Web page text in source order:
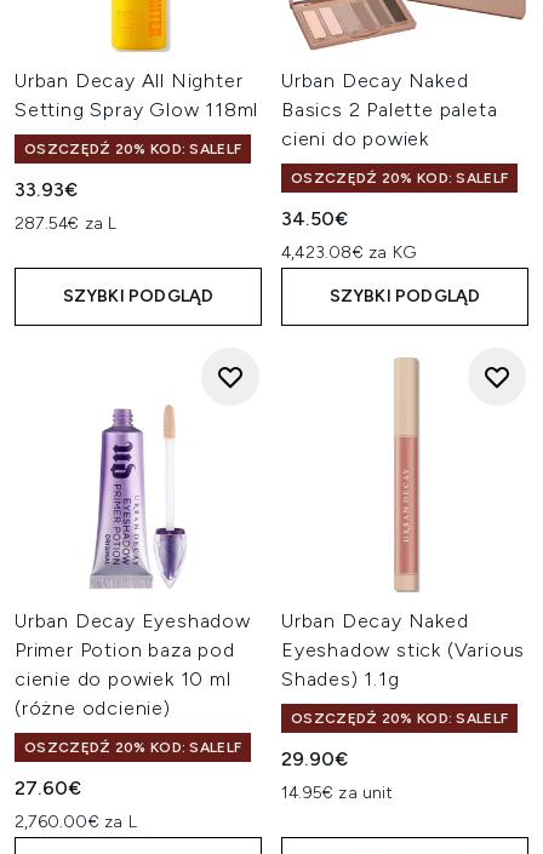
Urban Decay All Nighter
Setting Spray Glow 118ml
OSZCZĘDŹ 20% KOD: SALELF
33.93€
287.54€ za L
SZYBKI PODGLĄD
Urban Decay Naked
Basics 2 Palette paleta
cieni do powiek
OSZCZĘDŹ 20% KOD: SALELF
34.50€
4,423.08€ za KG
SZYBKI PODGLĄD
Urban Decay Eyeshadow
Primer Potion baza pod
cienie do powiek 10 ml
(różne odcienie)
OSZCZĘDŹ 20% KOD: SALELF
27.60€
2,760.00€ za L
Urban Decay Naked
Eyeshadow stick (Various
Shades) 1.1g
OSZCZĘDŹ 20% KOD: SALELF
29.90€
14.95€ za unit